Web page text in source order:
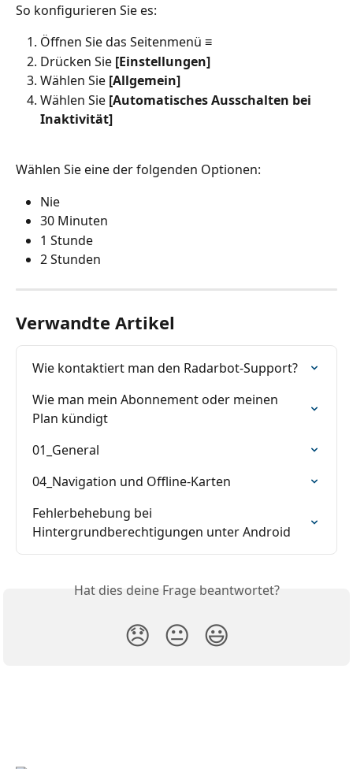
So konfigurieren Sie es:
Öffnen Sie das Seitenmenü ≡
Drücken Sie [Einstellungen]
Wählen Sie [Allgemein]
Wählen Sie [Automatisches Ausschalten bei
Inaktivität]
Wählen Sie eine der folgenden Optionen:
Nie
30 Minuten
1 Stunde
2 Stunden
Verwandte Artikel
Wie kontaktiert man den Radarbot-Support?
Wie man mein Abonnement oder meinen
Plan kündigt
01_General
04_Navigation und Offline-Karten
Fehlerbehebung bei
Hintergrundberechtigungen unter Android
Hat dies deine Frage beantwortet?
😞 😐 😃